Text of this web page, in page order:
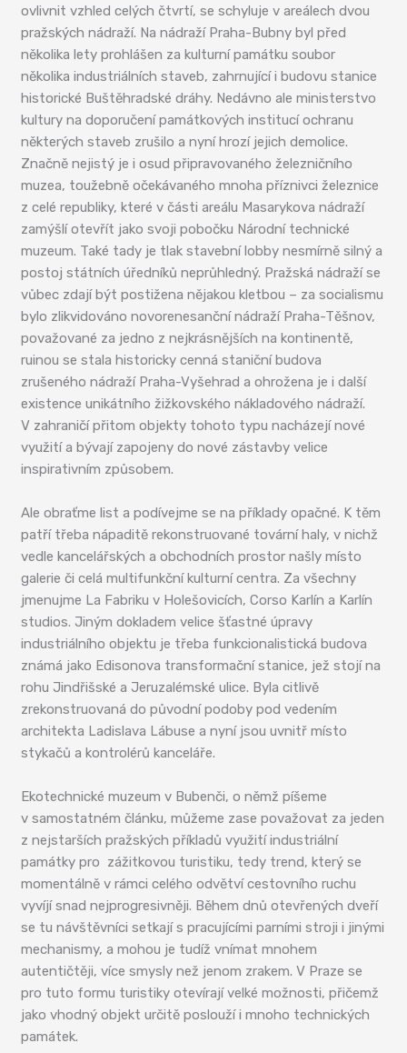
ovlivnit vzhled celých čtvrtí, se schyluje v areálech dvou
pražských nádraží. Na nádraží Praha-Bubny byl před
několika lety prohlášen za kulturní památku soubor
několika industriálních staveb, zahrnující i budovu stanice
historické Buštěhradské dráhy. Nedávno ale ministerstvo
kultury na doporučení památkových institucí ochranu
některých staveb zrušilo a nyní hrozí jejich demolice.
Značně nejistý je i osud připravovaného železničního
muzea, toužebně očekávaného mnoha příznivci železnice
z celé republiky, které v části areálu Masarykova nádraží
zamýšlí otevřít jako svoji pobočku Národní technické
muzeum. Také tady je tlak stavební lobby nesmírně silný a
postoj státních úředníků neprůhledný. Pražská nádraží se
vůbec zdají být postižena nějakou kletbou – za socialismu
bylo zlikvidováno novorenesanční nádraží Praha-Těšnov,
považované za jedno z nejkrásnějších na kontinentě,
ruinou se stala historicky cenná staniční budova
zrušeného nádraží Praha-Vyšehrad a ohrožena je i další
existence unikátního žižkovského nákladového nádraží.
V zahraničí přitom objekty tohoto typu nacházejí nové
využití a bývají zapojeny do nové zástavby velice
inspirativním způsobem.
Ale obraťme list a podívejme se na příklady opačné. K těm
patří třeba nápaditě rekonstruované tovární haly, v nichž
vedle kancelářských a obchodních prostor našly místo
galerie či celá multifunkční kulturní centra. Za všechny
jmenujme La Fabriku v Holešovicích, Corso Karlín a Karlín
studios. Jiným dokladem velice šťastné úpravy
industriálního objektu je třeba funkcionalistická budova
známá jako Edisonova transformační stanice, jež stojí na
rohu Jindřišské a Jeruzalémské ulice. Byla citlivě
zrekonstruovaná do původní podoby pod vedením
architekta Ladislava Lábuse a nyní jsou uvnitř místo
stykačů a kontrolérů kanceláře.
Ekotechnické muzeum v Bubenči, o němž píšeme
v samostatném článku, můžeme zase považovat za jeden
z nejstarších pražských příkladů využití industriální
památky pro zážitkovou turistiku, tedy trend, který se
momentálně v rámci celého odvětví cestovního ruchu
vyvíjí snad nejprogresivněji. Během dnů otevřených dveří
se tu návštěvníci setkají s pracujícími parními stroji i jinými
mechanismy, a mohou je tudíž vnímat mnohem
autentičtěji, více smysly než jenom zrakem. V Praze se
pro tuto formu turistiky otevírají velké možnosti, přičemž
jako vhodný objekt určitě poslouží i mnoho technických
památek.